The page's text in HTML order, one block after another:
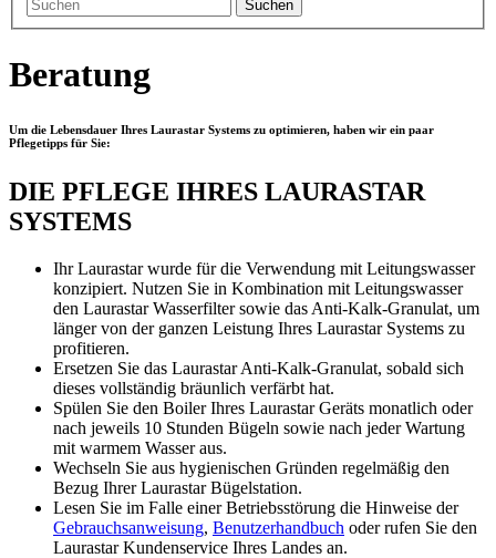
Suchen
Beratung
Um die Lebensdauer Ihres Laurastar Systems zu optimieren, haben wir ein paar
Pflegetipps für Sie:
DIE PFLEGE IHRES LAURASTAR
SYSTEMS
Ihr Laurastar wurde für die Verwendung mit Leitungswasser
konzipiert. Nutzen Sie in Kombination mit Leitungswasser
den Laurastar Wasserfilter sowie das Anti-Kalk-Granulat, um
länger von der ganzen Leistung Ihres Laurastar Systems zu
profitieren.
Ersetzen Sie das Laurastar Anti-Kalk-Granulat, sobald sich
dieses vollständig bräunlich verfärbt hat.
Spülen Sie den Boiler Ihres Laurastar Geräts monatlich oder
nach jeweils 10 Stunden Bügeln sowie nach jeder Wartung
mit warmem Wasser aus.
Wechseln Sie aus hygienischen Gründen regelmäßig den
Bezug Ihrer Laurastar Bügelstation.
Lesen Sie im Falle einer Betriebsstörung die Hinweise der
Gebrauchsanweisung, Benutzerhandbuch oder rufen Sie den
Laurastar Kundenservice Ihres Landes an.